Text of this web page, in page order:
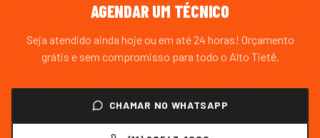
AGENDAR UM TÉCNICO
Seja atendido ainda hoje ou em até 24 horas! Orçamento
grátis e sem compromisso para todo o Alto Tietê.
CHAMAR NO WHATSAPP